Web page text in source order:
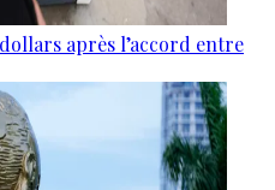
après l’accord entre